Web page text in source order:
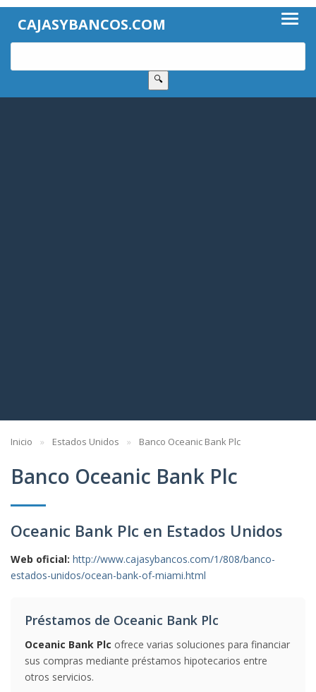
CAJASYBANCOS.COM
🔍
Inicio Estados Unidos Banco Oceanic Bank Plc
Banco Oceanic Bank Plc
Oceanic Bank Plc en Estados Unidos
Web oficial: http://www.cajasybancos.com/1/808/banco-
estados-unidos/ocean-bank-of-miami.html
Préstamos de Oceanic Bank Plc
Oceanic Bank Plc ofrece varias soluciones para financiar
sus compras mediante préstamos hipotecarios entre
otros servicios.